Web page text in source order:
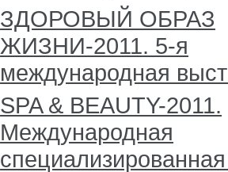
ЗДОРОВЫЙ ОБРАЗ
ЖИЗНИ-2011. 5-я
международная
SPA & BEAUTY-2011.
Международная